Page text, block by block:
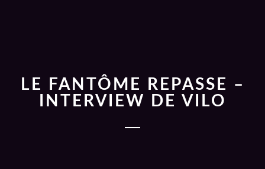
LE FANTÔME REPASSE –
INTERVIEW DE VILO